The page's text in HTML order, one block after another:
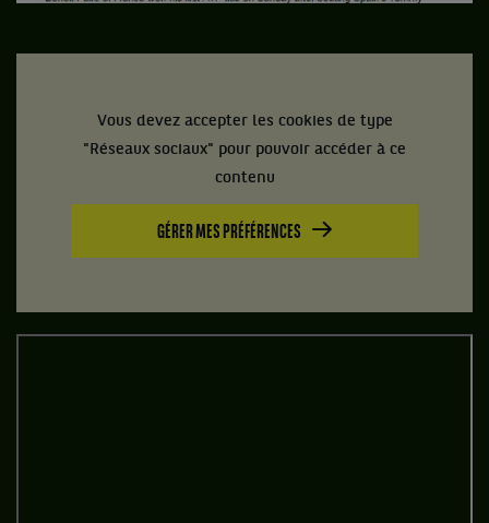
Vous devez accepter les cookies de type
"Réseaux sociaux" pour pouvoir accéder à ce
contenu
GÉRER MES PRÉFÉRENCES